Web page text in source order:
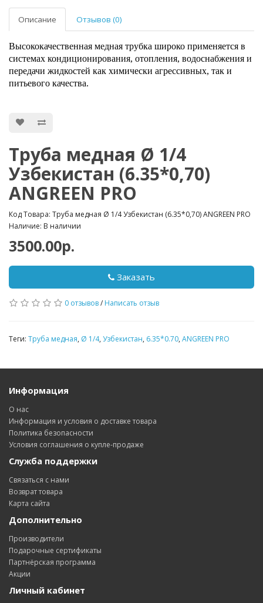
Описание Отзывов (0)
Высококачественная медная трубка широко применяется в
системах кондиционирования, отопления, водоснабжения и
передачи жидкостей как химически агрессивных, так и
питьевого качества.
Труба медная Ø 1/4
Узбекистан (6.35*0,70)
ANGREEN PRO
Код Товара: Труба медная Ø 1/4 Узбекистан (6.35*0,70) ANGREEN PRO
Наличие: В наличии
3500.00р.
Заказать
0 отзывов/ Написать отзыв
Теги: Труба медная, Ø 1/4, Узбекистан, 6.35*0.70, ANGREEN PRO
Информация
О нас
Информация и условия о доставке товара
Политика безопасности
Условия соглашения о купле-продаже
Служба поддержки
Связаться с нами
Возврат товара
Карта сайта
Дополнительно
Производители
Подарочные сертификаты
Партнёрская программа
Акции
Личный кабинет